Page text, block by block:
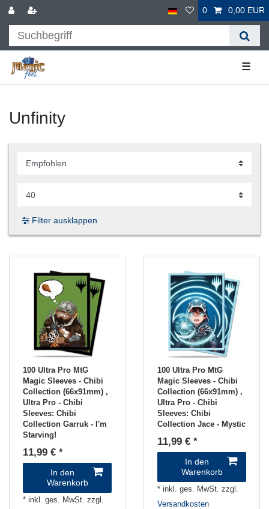
0 0,00 EUR
☰
Unfinity
Filter ausklappen
100 Ultra Pro MtG
Magic Sleeves - Chibi
Collection (66x91mm) ,
Ultra Pro - Chibi
Sleeves: Chibi
Collection Garruk - I'm
Starving!
11,99 € *
In den
Warenkorb
*inkl. ges. MwSt. zzgl.
100 Ultra Pro MtG
Magic Sleeves - Chibi
Collection (66x91mm) ,
Ultra Pro - Chibi
Sleeves: Chibi
Collection Jace - Mystic
11,99 € *
In den
Warenkorb
*inkl. ges. MwSt. zzgl.
Versandkosten